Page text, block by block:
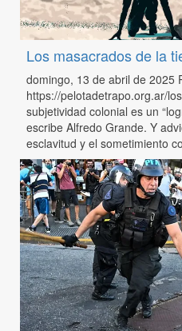
Los masacrados de la
domingo, 13 de abril de 2025
https://pelotadetrapo.org.ar/
subjetividad colonial es un
escribe Alfredo Grande. Y
esclavitud y el sometimiento